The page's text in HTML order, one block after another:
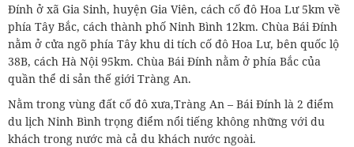
Đính ở xã Gia Sinh, huyện Gia Viên, cách cố đô Hoa Lư 5km về
phía Tây Bắc, cách thành phố Ninh Bình 12km. Chùa Bái Đính
nằm ở cửa ngõ phía Tây khu di tích cố đô Hoa Lư, bên quốc lộ
38B, cách Hà Nội 95km. Chùa Bái Đính nằm ở phía Bắc của
quần thể di sản thế giới Tràng An.
Nằm trong vùng đất cố đô xưa,Tràng An – Bái Đính là 2 điểm
du lịch Ninh Bình trọng điểm nổi tiếng không những với du
khách trong nước mà cả du khách nước ngoài.